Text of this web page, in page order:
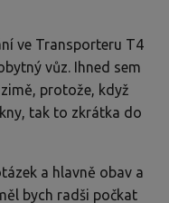
ve Transporteru T4
vůz. Ihned sem
protože, když
tak to zkrátka do
a hlavně obav a
bych radši počkat